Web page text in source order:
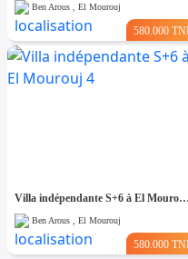
Ben Arous , El Mourouj
580.000
Villa indépendante S+6 à El Mourouj 4
Ben Arous , El Mourouj
580.000